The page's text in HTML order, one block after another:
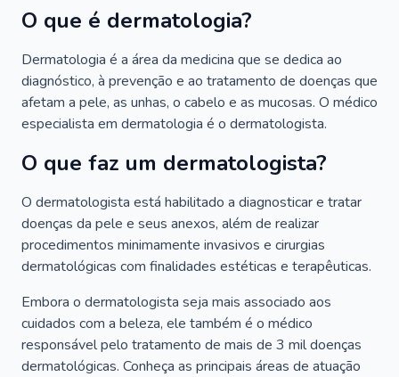
O que é dermatologia?
Dermatologia é a área da medicina que se dedica ao
diagnóstico, à prevenção e ao tratamento de doenças que
afetam a pele, as unhas, o cabelo e as mucosas. O médico
especialista em dermatologia é o dermatologista.
O que faz um dermatologista?
O dermatologista está habilitado a diagnosticar e tratar
doenças da pele e seus anexos, além de realizar
procedimentos minimamente invasivos e cirurgias
dermatológicas com finalidades estéticas e terapêuticas.
Embora o dermatologista seja mais associado aos
cuidados com a beleza, ele também é o médico
responsável pelo tratamento de mais de 3 mil doenças
dermatológicas. Conheça as principais áreas de atuação